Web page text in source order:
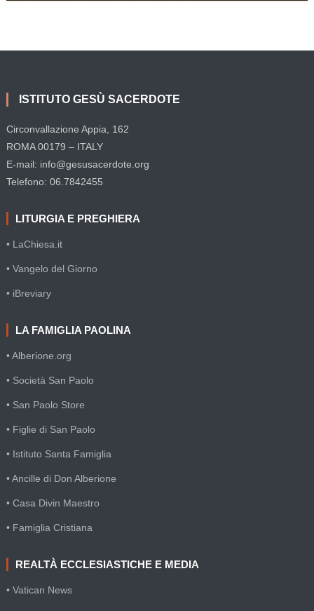
ISTITUTO GESÙ SACERDOTE
Circonvallazione Appia, 162
ROMA 00179 – ITALY
E-mail: info@gesusacerdote.org
Telefono: 06.7842455
LITURGIA E PREGHIERA
• LaChiesa.it
• Vangelo del Giorno
• iBreviary
LA FAMIGLIA PAOLINA
• Alberione.org
• Società San Paolo
• San Paolo Store
• Figlie di San Paolo
• Istituto Santa Famiglia
• Ancille di Don Alberione
• Casa Divin Maestro
• Famiglia Cristiana
REALTÀ ECCLESIASTICHE E MEDIA
• Vatican News